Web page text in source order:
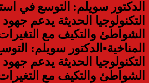
الدكتور سويلم: التوسع في
التكنولوجيا الحديثة يدعم
الشواطئ والتكيف مع
المناخية▪︎الدكتور سويلم:
التكنولوجيا الحديثة يدعم
الشواطئ والتكيف مع التغيرات